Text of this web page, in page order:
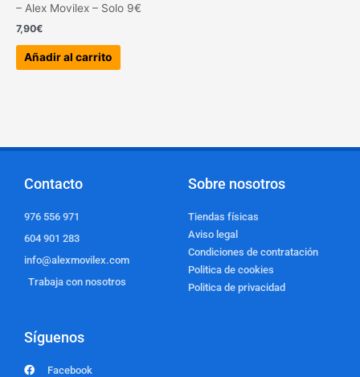
– Alex Movilex – Solo 9€
7,90€
Añadir al carrito
Contacto
976 556 971
604 901 283
info@alexmovilex.com
Trabaja con nosotros
Sobre nosotros
Tiendas físicas
Aviso legal
Condiciones de contratación
Politica de cookies
Politica de privacidad
Síguenos
Facebook